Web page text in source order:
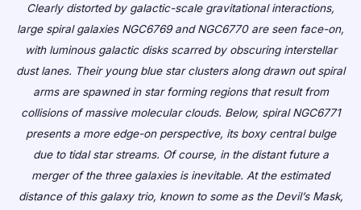
Clearly distorted by galactic-scale gravitational interactions,
large spiral galaxies NGC6769 and NGC6770 are seen face-on,
with luminous galactic disks scarred by obscuring interstellar
dust lanes. Their young blue star clusters along drawn out spiral
arms are spawned in star forming regions that result from
collisions of massive molecular clouds. Below, spiral NGC6771
presents a more edge-on perspective, its boxy central bulge
due to tidal star streams. Of course, in the distant future a
merger of the three galaxies is inevitable. At the estimated
distance of this galaxy trio, known to some as the Devil’s Mask,